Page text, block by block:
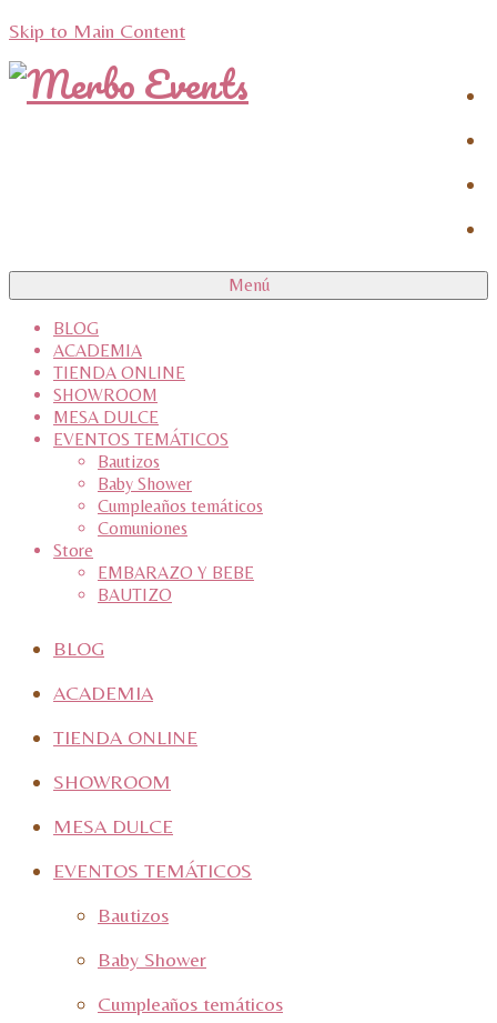
Skip to Main Content
Menú
BLOG
ACADEMIA
TIENDA ONLINE
SHOWROOM
MESA DULCE
EVENTOS TEMÁTICOS
Bautizos
Baby Shower
Cumpleaños temáticos
Comuniones
Store
EMBARAZO Y BEBE
BAUTIZO
BLOG
ACADEMIA
TIENDA ONLINE
SHOWROOM
MESA DULCE
EVENTOS TEMÁTICOS
Bautizos
Baby Shower
Cumpleaños temáticos